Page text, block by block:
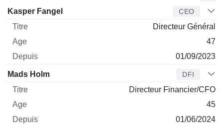
Dirigeant Titre
Kasper Fangel CEO
Directeur Général
47
01/09/2023
Mads Holm DFI
Directeur Financier/CFO
45
01/06/2024